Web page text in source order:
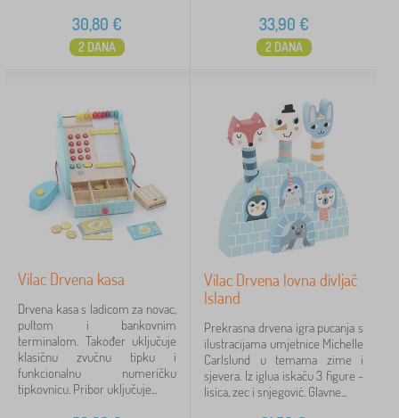
30,80 €
2 DANA
33,90 €
2 DANA
Vilac Drvena kasa
Drvena kasa s ladicom za novac,
pultom i bankovnim
terminalom. Također uključuje
klasičnu zvučnu tipku i
funkcionalnu numeričku
tipkovnicu. Pribor uključuje...
Vilac Drvena lovna divljač
Island
Prekrasna drvena igra pucanja s
ilustracijama umjetnice Michelle
Carlslund u temama zime i
sjevera. Iz iglua iskaču 3 figure -
lisica, zec i snjegović. Glavne...